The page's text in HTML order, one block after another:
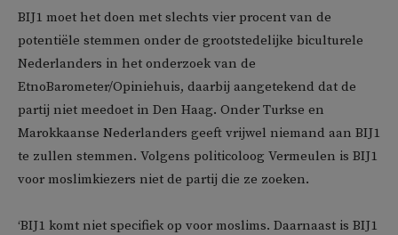
BIJ1 moet het doen met slechts vier procent van de
potentiële stemmen onder de grootstedelijke biculturele
Nederlanders in het onderzoek van de
EtnoBarometer/Opiniehuis, daarbij aangetekend dat de
partij niet meedoet in Den Haag. Onder Turkse en
Marokkaanse Nederlanders geeft vrijwel niemand aan BIJ1
te zullen stemmen. Volgens politicoloog Vermeulen is BIJ1
voor moslimkiezers niet de partij die ze zoeken.
‘BIJ1 komt niet specifiek op voor moslims. Daarnaast is BIJ1